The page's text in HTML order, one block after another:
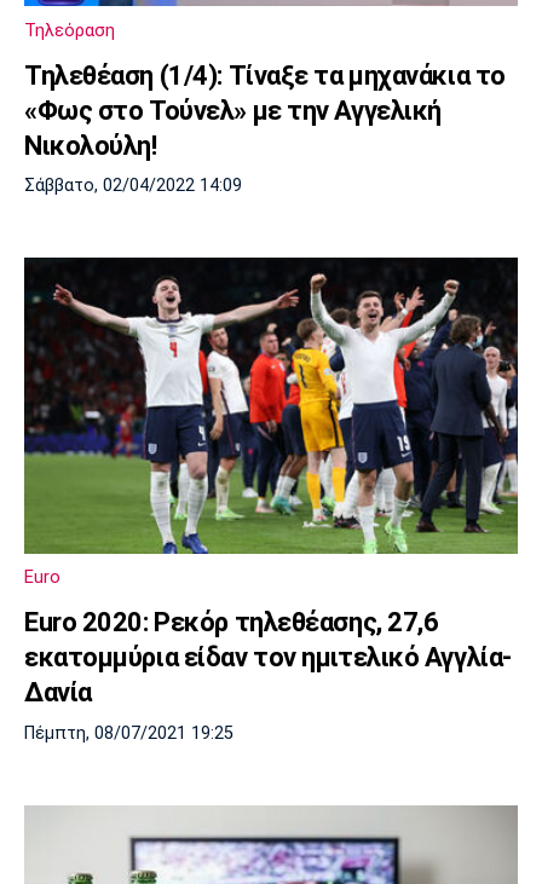
Τηλεόραση
Τηλεθέαση (1/4): Τίναξε τα μηχανάκια το
«Φως στο Τούνελ» με την Αγγελική
Νικολούλη!
Σάββατο, 02/04/2022 14:09
Euro
Euro 2020: Ρεκόρ τηλεθέασης, 27,6
εκατομμύρια είδαν τον ημιτελικό Αγγλία-
Δανία
Πέμπτη, 08/07/2021 19:25